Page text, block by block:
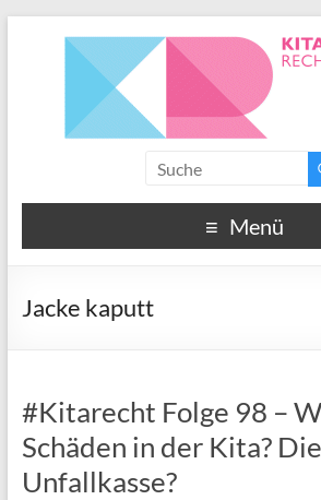
Menü
Jacke kaputt
#Kitarecht Folge 98 –
Schäden in der Kita? Die
Unfallkasse?